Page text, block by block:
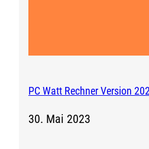
PC Watt Rechner Version
30. Mai 2023